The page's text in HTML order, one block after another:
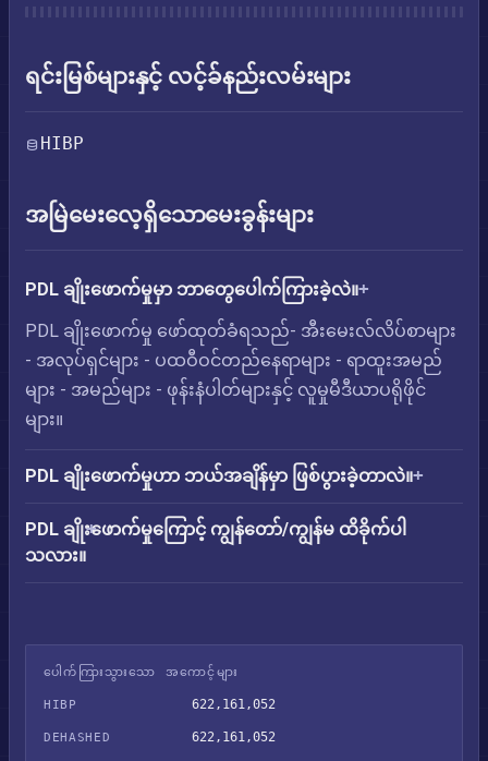
ရင်းမြစ်များနှင့် လင့်ခ်နည်းလမ်းများ
HIBP
အမြဲမေးလေ့ရှိသောမေးခွန်းများ
PDL ချိုးဖောက်မှုမှာ ဘာတွေပေါက်ကြားခဲ့လဲ။
PDL ချိုးဖောက်မှု ဖော်ထုတ်ခံရသည်- အီးမေးလ်လိပ်စာများ
- အလုပ်ရှင်များ - ပထဝီဝင်တည်နေရာများ - ရာထူးအမည်
များ - အမည်များ - ဖုန်းနံပါတ်များနှင့် လူမှုမီဒီယာပရိုဖိုင်
များ။
PDL ချိုးဖောက်မှုဟာ ဘယ်အချိန်မှာ ဖြစ်ပွားခဲ့တာလဲ။
PDL ချိုးဖောက်မှုကြောင့် ကျွန်တော်/ကျွန်မ ထိခိုက်ပါ
သလား။
ပေါက်ကြားသွားသော အကောင့်များ
HIBP 622,161,052
DEHASHED 622,161,052